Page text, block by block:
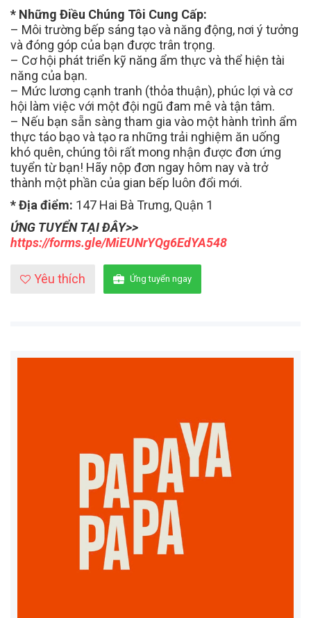
* Những Điều Chúng Tôi Cung Cấp:
– Môi trường bếp sáng tạo và năng động, nơi ý tưởng
và đóng góp của bạn được trân trọng.
– Cơ hội phát triển kỹ năng ẩm thực và thể hiện tài
năng của bạn.
– Mức lương cạnh tranh (thỏa thuận), phúc lợi và cơ
hội làm việc với một đội ngũ đam mê và tận tâm.
– Nếu bạn sẵn sàng tham gia vào một hành trình ẩm
thực táo bạo và tạo ra những trải nghiệm ăn uống
khó quên, chúng tôi rất mong nhận được đơn ứng
tuyển từ bạn! Hãy nộp đơn ngay hôm nay và trở
thành một phần của gian bếp luôn đổi mới.
* Địa điểm: 147 Hai Bà Trưng, Quận 1
ỨNG TUYỂN TẠI ĐÂY>>
https://forms.gle/MiEUNrYQg6EdYA548
Yêu thích Ứng tuyển ngay